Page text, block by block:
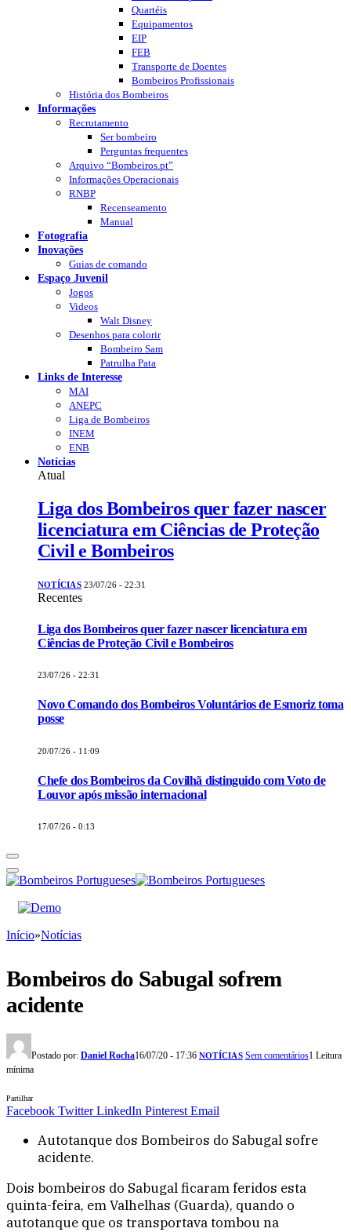
Quartéis
Equipamentos
EIP
FEB
Transporte de Doentes
Bombeiros Profissionais
História dos Bombeiros
Informações
Recrutamento
Ser bombeiro
Perguntas frequentes
Arquivo “Bombeiros.pt”
Informações Operacionais
RNBP
Recenseamento
Manual
Fotografia
Inovações
Guias de comando
Espaço Juvenil
Jogos
Videos
Walt Disney
Desenhos para colorir
Bombeiro Sam
Patrulha Pata
Links de Interesse
MAI
ANEPC
Liga de Bombeiros
INEM
ENB
Notícias
Atual
Liga dos Bombeiros quer fazer nascer
licenciatura em Ciências de Proteção
Civil e Bombeiros
NOTÍCIAS 23/07/26 - 22:31
Recentes
Liga dos Bombeiros quer fazer nascer licenciatura em
Ciências de Proteção Civil e Bombeiros
23/07/26 - 22:31
Novo Comando dos Bombeiros Voluntários de Esmoriz toma
posse
20/07/26 - 11:09
Chefe dos Bombeiros da Covilhã distinguido com Voto de
Louvor após missão internacional
17/07/26 - 0:13
Início»Notícias
Bombeiros do Sabugal sofrem
acidente
Postado por: Daniel Rocha16/07/20 - 17:36 NOTÍCIAS Sem comentários1 Leitura
mínima
Partilhar
Facebook Twitter LinkedIn Pinterest Email
Autotanque dos Bombeiros do Sabugal sofre
acidente.
Dois bombeiros do Sabugal ficaram feridos esta
quinta-feira, em Valhelhas (Guarda), quando o
autotanque que os transportava tombou na